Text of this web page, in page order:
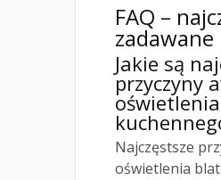
FAQ –
Jakie są
przyczyny
Najczęstsze
oświetlenia